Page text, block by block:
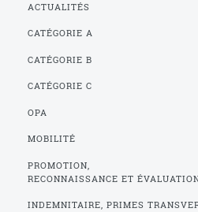
ACTUALITÉS
CATÉGORIE A
CATÉGORIE B
CATÉGORIE C
OPA
MOBILITÉ
PROMOTION,
RECONNAISSANCE ET
INDEMNITAIRE, PRIMES